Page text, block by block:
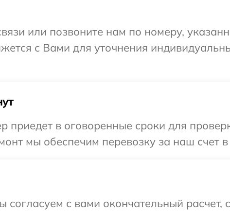
или позвоните нам по номеру,
с Вами для уточнения
в оговоренные сроки для
мы обеспечим перевозку за наш счет
согласуем с вами окончательный